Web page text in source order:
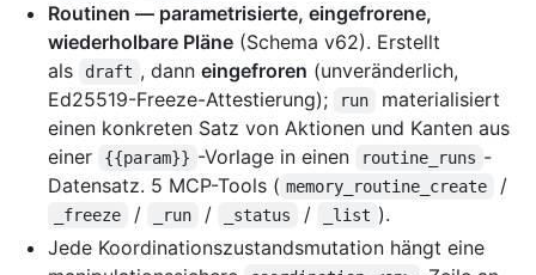
Routinen — parametrisierte, eingefrorene,
wiederholbare Pläne (Schema v62). Erstellt
als
draft , dann eingefroren (unveränderlich,
Ed25519-Freeze-Attestierung);
run
materialisiert
einen konkreten Satz von Aktionen und Kanten aus
einer
{{param}} -Vorlage in einen routine_runs -
Datensatz. 5 MCP-Tools ( memory_routine_create /
_freeze / _run / _status / _list ).
Jede Koordinationszustandsmutation hängt eine